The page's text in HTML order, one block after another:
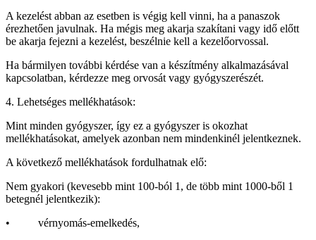
A kezelést abban az esetben is végig kell vinni, ha a panaszok
érezhetően javulnak. Ha mégis meg akarja szakítani vagy idő előtt
be akarja fejezni a kezelést, beszélnie kell a kezelőorvossal.
Ha bármilyen további kérdése van a készítmény alkalmazásával
kapcsolatban, kérdezze meg orvosát vagy gyógyszerészét.
4. Lehetséges mellékhatások:
Mint minden gyógyszer, így ez a gyógyszer is okozhat
mellékhatásokat, amelyek azonban nem mindenkinél jelentkeznek.
A következő mellékhatások fordulhatnak elő:
Nem gyakori (kevesebb mint 100-ból 1, de több mint 1000-ből 1
betegnél jelentkezik):
• vérnyomás-emelkedés,